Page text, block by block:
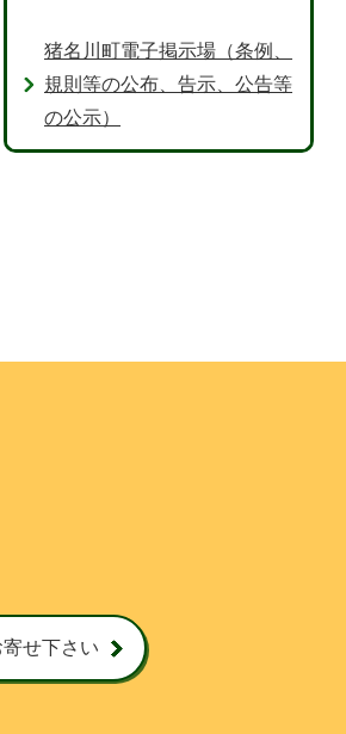
猪名川町電子掲示場（条例、
規則等の公布、告示、公告等
の公示）
せ下さい